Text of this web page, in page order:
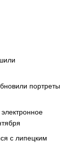
портреты
с липецким